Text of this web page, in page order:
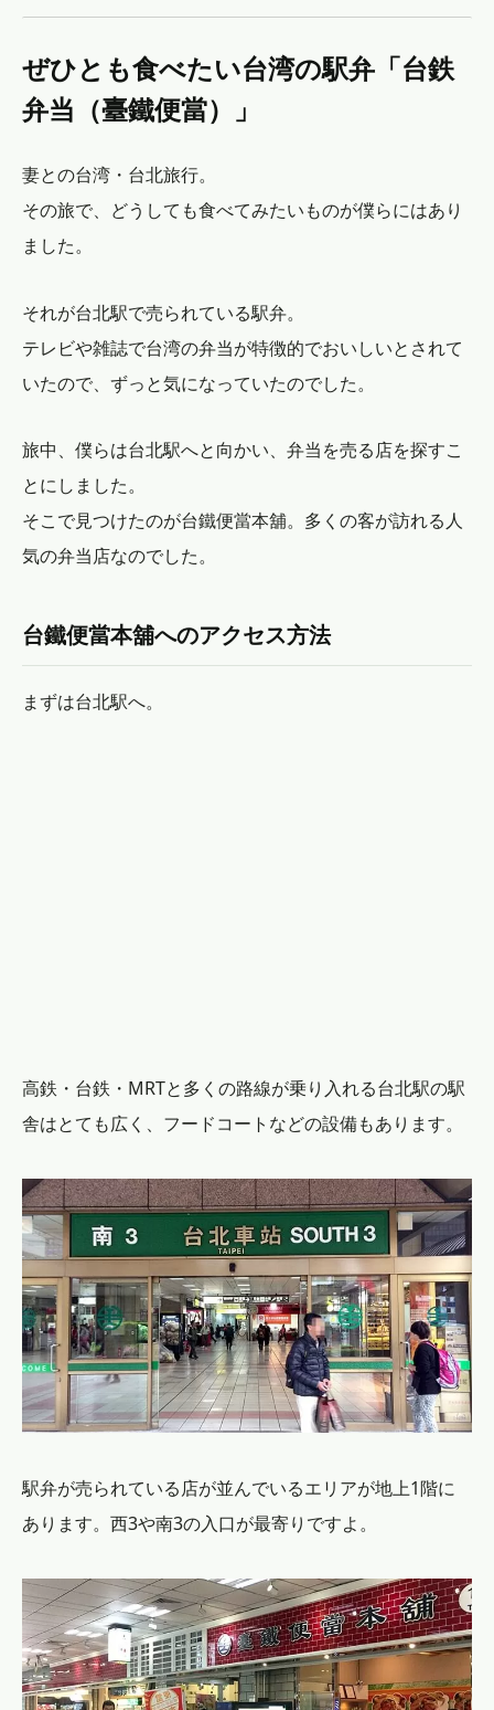
ぜひとも食べたい台湾の駅弁「台鉄
弁当（臺鐵便當）」
妻との台湾・台北旅行。
その旅で、どうしても食べてみたいものが僕らにはあり
ました。
それが台北駅で売られている駅弁。
テレビや雑誌で台湾の弁当が特徴的でおいしいとされて
いたので、ずっと気になっていたのでした。
旅中、僕らは台北駅へと向かい、弁当を売る店を探すこ
とにしました。
そこで見つけたのが台鐵便當本舖。多くの客が訪れる人
気の弁当店なのでした。
台鐵便當本舖へのアクセス方法
まずは台北駅へ。
高鉄・台鉄・MRTと多くの路線が乗り入れる台北駅の駅
舎はとても広く、フードコートなどの設備もあります。
駅弁が売られている店が並んでいるエリアが地上1階に
あります。西3や南3の入口が最寄りですよ。